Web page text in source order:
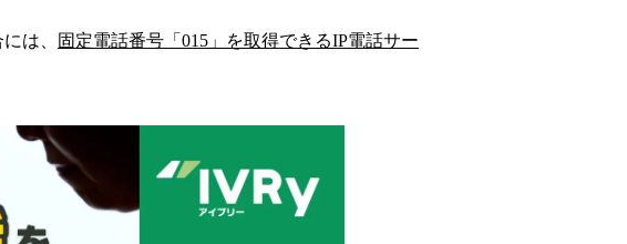
は、 固定電話番号「 015 」を取得できるIP電話サー